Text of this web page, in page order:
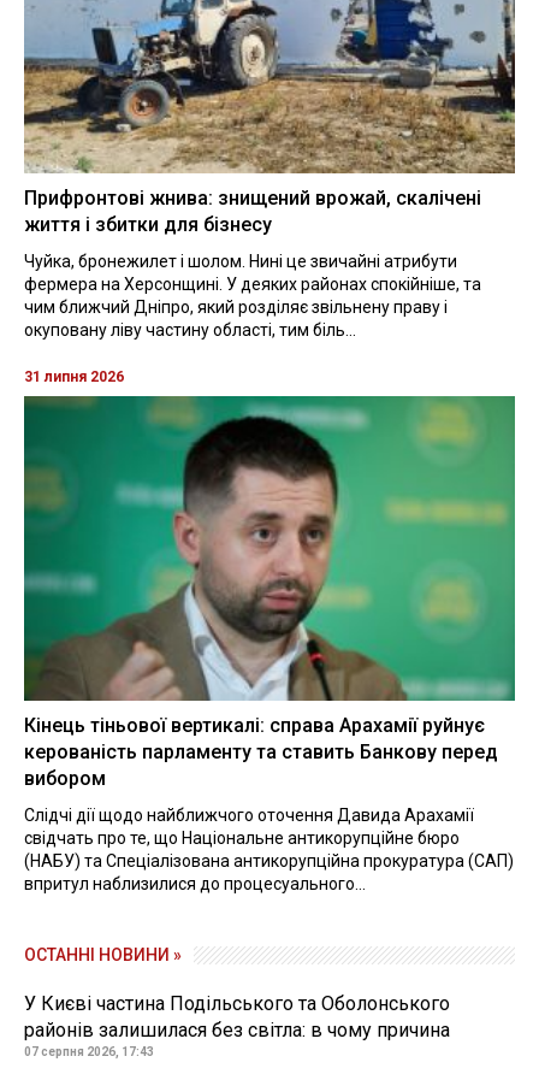
Прифронтові жнива: знищений врожай, скалічені
життя і збитки для бізнесу
Чуйка, бронежилет і шолом. Нині це звичайні атрибути
фермера на Херсонщині. У деяких районах спокійніше, та
чим ближчий Дніпро, який розділяє звільнену праву і
окуповану ліву частину області, тим біль...
31 липня 2026
Кінець тіньової вертикалі: справа Арахамії руйнує
керованість парламенту та ставить Банкову перед
вибором
Слідчі дії щодо найближчого оточення Давида Арахамії
свідчать про те, що Національне антикорупційне бюро
(НАБУ) та Спеціалізована антикорупційна прокуратура (САП)
впритул наблизилися до процесуального...
ОСТАННІ НОВИНИ »
У Києві частина Подільського та Оболонського
районів залишилася без світла: в чому причина
07 серпня 2026, 17:43